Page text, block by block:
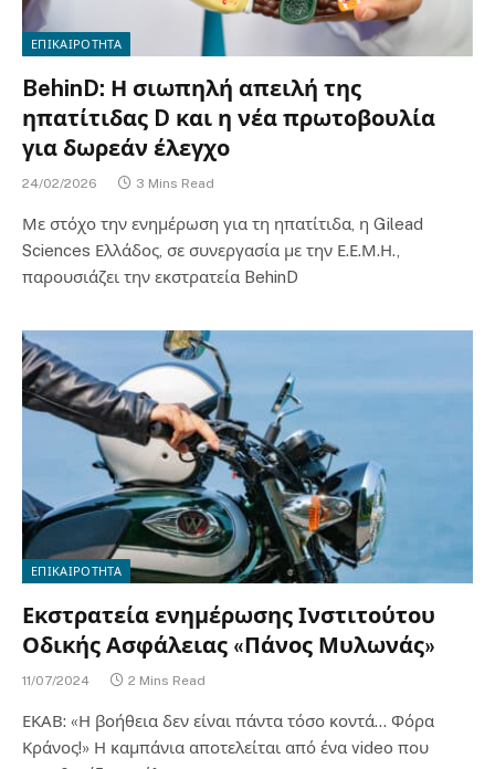
ΕΠΙΚΑΙΡΟΤΗΤΑ
BehinD: Η σιωπηλή απειλή της
ηπατίτιδας D και η νέα πρωτοβουλία
για δωρεάν έλεγχο
24/02/2026 3 Mins Read
Με στόχο την ενημέρωση για τη ηπατίτιδα, η Gilead
Sciences Ελλάδος, σε συνεργασία με την Ε.Ε.Μ.Η.,
παρουσιάζει την εκστρατεία BehinD
ΕΠΙΚΑΙΡΟΤΗΤΑ
Εκστρατεία ενημέρωσης Ινστιτούτου
Οδικής Ασφάλειας «Πάνος Μυλωνάς»
11/07/2024 2 Mins Read
ΕΚΑΒ: «Η βοήθεια δεν είναι πάντα τόσο κοντά… Φόρα
Κράνος!» Η καμπάνια αποτελείται από ένα video που